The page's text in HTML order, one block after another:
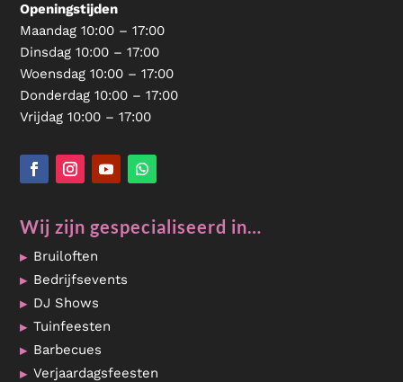
Openingstijden
Maandag 10:00 – 17:00
Dinsdag 10:00 – 17:00
Woensdag 10:00 – 17:00
Donderdag 10:00 – 17:00
Vrijdag 10:00 – 17:00
Wij zijn gespecialiseerd in…
Bruiloften
Bedrijfsevents
DJ Shows
Tuinfeesten
Barbecues
Verjaardagsfeesten